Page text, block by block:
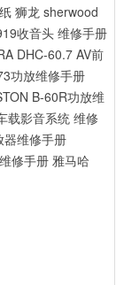
狮龙 sherwood
收音头 维修手册
DHC-60.7 AV前
功放维修手册
B-60R功放维
载影音系统 维修
器维修手册
修手册 雅马哈